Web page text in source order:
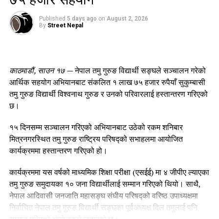
संचालन माया गुरुङ र शक्ति राज गुरुङ गरेका थिए । संस्कृतिक
कार्यक्रममा घाँटु नाच, तमु गीत नृत्य तथा नेपाली गीतमा प्रस्तुती राखेका
थिए ।
गत वर्ष तमु परिवारले कृष्ण चरित्र नाच लाईभ प्रस्तुत गरेकोमा यस वर्ष
लाईभ घाँटु नाच प्रस्तुत गरेको थियो । घाँटु सरीहरू सोफिया गुरुङ र
आइरिस घले अमेरिकामै जन्मिएर पनि आफ्नो मौलिक संस्कार र संस्कृति
भयो ।
संभवत संयुक्त राज्य संघ अमेरिकामा लाईभ कृष्ण चरित्र र घाँटु नाच प्रस्तुत
उक्त लाईभ घाँटु नाचमा घाँटु गुरु लाल बहादुर गुरुङ, संस्थापक घाँटु
गुरुआमा तथा तमुपरिवारको आजिवन सदस्य चिनु घले, गुरुआमाहरु लाल
माया गुरुङ, चन्द्र काशी गुरुङ, ज्ञानु गुरुङ घाँटुसरी सोफिया गुरुङ, आईरिस
Published 5 days ago on August 2, 2026
By Street Nepal
काठमाडौं, साउन १७ —नेपाल तमु गुरुङ विद्यार्थी सङ्घले सञ्चालन गरेको
आर्थिक सहयोग अभियानबाट संकलित १ लाख ७५ हजार रुपैयाँ सुकुम्बासी
तमु गुरुङ विद्यार्थी विश्वनाथ गुरुङ र उनको परिवारलाई हस्तान्तरण गरिएको
छ।
१५ दिनसम्म सञ्चालन गरिएको अभियानबाट उठेको रकम शनिबार
मित्रनगरस्थित तमु गुरुङ राष्ट्रिय परिषद्को सभाहलमा आयोजित
कार्यक्रममा हस्तान्तरण गरिएको हो।
कार्यक्रममा यस वर्षको माध्यमिक शिक्षा परीक्षा (एसईई) मा ४ जीपीए ल्याएका
तमु गुरुङ समुदायका १० जना विद्यार्थीलाई सम्मान गरिएको थियो। साथै,
नेपाल आदिवासी जनजाति महासङ्घ संघीय परिषद्को वरिष्ठ उपाध्यक्षमा
निर्वाचित नेपाल तमु गुरुङ विद्यार्थी सङ्घका पूर्वअध्यक्ष दिल तमुलाई पनि